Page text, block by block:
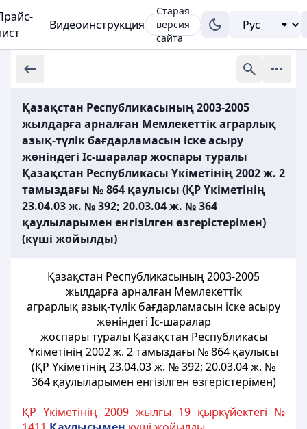
Видеоинструкция
Старая
версия
сайта
Қазақстан Республикасының 2003-2005
жылдарға арналған Мемлекеттік аграрлық
азық-түлік бағдарламасын іске асыру
жөніндегі Іс-шаралар жоспары туралы
Қазақстан Республикасы Үкіметінің 2002 ж. 2
тамыздағы № 864 қаулысы (ҚР Үкіметінің
23.04.03 ж. № 392; 20.03.04 ж. № 364
қаулыларымен енгізілген өзгерістерімен)
(күші жойылды)
Қазақстан Республикасының 2003-2005
жылдарға арналған Мемлекеттік
аграрлық азық-түлiк бағдарламасын iске асыру
жөніндегі Іс-шаралар
жоспары туралы Қазақстан Республикасы
Үкіметінің2002 ж. 2 тамыздағы № 864 қаулысы
(ҚР Үкіметінің 23.04.03 ж. № 392; 20.03.04 ж. №
364 қаулыларымен енгізілген өзгерістерімен)
ҚР Үкіметінің 2009 жылғы 19 қыркүйектегі №